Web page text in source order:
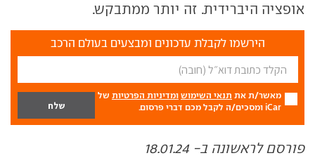
אופציה היברידית. זה יותר ממתבקש.
הירשמו לקבלת עדכונים ומבצעים בעולם הרכב
מאשר/ת את תנאי השימוש ומדיניות הפרטיות של
iCar ומסכים/ה לקבל מכם דברי פרסום.
פורסם לראשונה ב- 18.01.24